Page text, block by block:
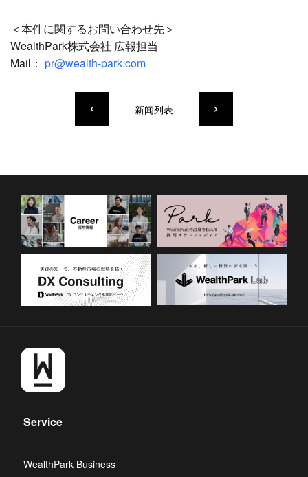
＜本件に関するお問い合わせ先＞
WealthPark株式会社 広報担当
Mail： pr@wealth-park.com
keyboard_arrow_left 新闻列表 keyboard_arrow_right
Service
WealthPark Business